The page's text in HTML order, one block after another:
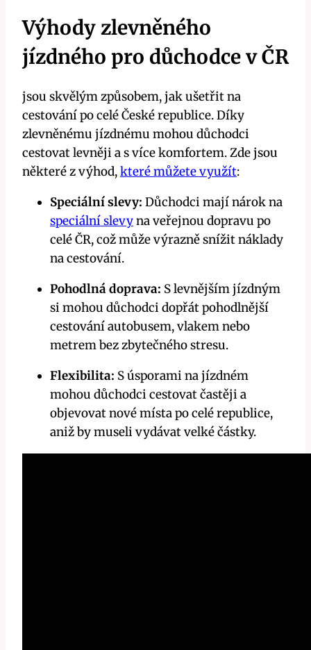
Výhody zlevněného
jízdného pro důchodce v ČR
jsou skvělým způsobem, jak ušetřit na
cestování po celé České republice. Díky
zlevněnému jízdnému mohou důchodci
cestovat levněji a s více komfortem. Zde jsou
některé z výhod,které můžete využít:
Speciální slevy: Důchodci mají nárok na
speciální slevyna veřejnou dopravu po
celé ČR, což může výrazně snížit náklady
na cestování.
Pohodlná doprava: S levnějším jízdným
si mohou důchodci dopřát pohodlnější
cestování autobusem, vlakem nebo
metrem bez zbytečného stresu.
Flexibilita: S úsporami na jízdném
mohou důchodci cestovat častěji a
objevovat nové místa po celé republice,
aniž by museli vydávat velké částky.